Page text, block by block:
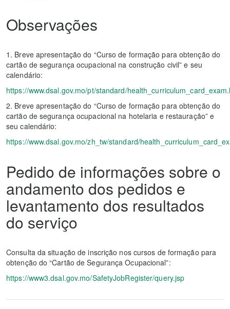
Observações
1. Breve apresentação do “Curso de formação para obtenção do
cartão de segurança ocupacional na construção civil” e seu
calendário:
https://www.dsal.gov.mo/pt/standard/
2. Breve apresentação do “Curso de formação para obtenção do
cartão de segurança ocupacional na hotelaria e restauração” e
seu calendário:
https://www.dsal.gov.mo/zh_tw/standard/
Pedido de informações sobre o
andamento dos pedidos e
levantamento dos resultados
do serviço
Consulta da situação de inscrição nos cursos de formação para
obtenção do “Cartão de Segurança Ocupacional”:
https://www3.dsal.gov.mo/SafetyJobRegister/query.jsp